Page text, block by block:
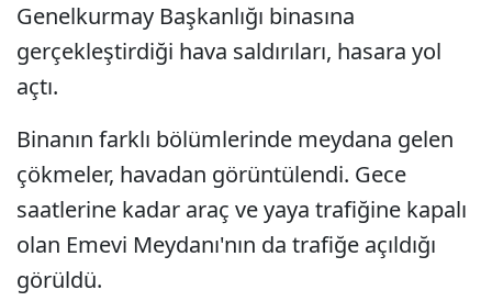
Genelkurmay Başkanlığı binasına
gerçekleştirdiği hava saldırıları, hasara yol
açtı.
Binanın farklı bölümlerinde meydana gelen
çökmeler, havadan görüntülendi. Gece
saatlerine kadar araç ve yaya trafiğine kapalı
olan Emevi Meydanı'nın da trafiğe açıldığı
görüldü.